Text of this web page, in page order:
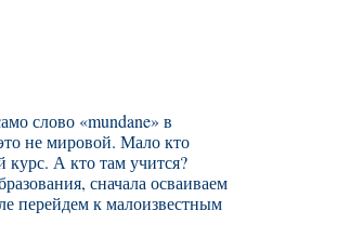
слово «mundane» в
не мировой. Мало кто
курс. А кто там учится?
сначала осваиваем
перейдем к малоизвестным